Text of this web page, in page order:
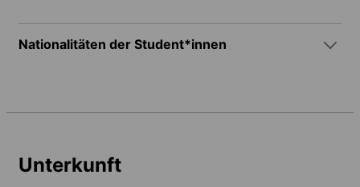
Nationalitäten der Student*innen
Unterkunft